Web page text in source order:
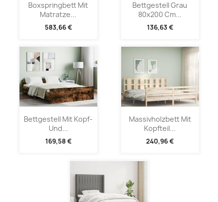
Boxspringbett Mit
Matratze...
583,66 €
Bettgestell Grau
80x200 Cm...
136,63 €
Bettgestell Mit Kopf-
Und...
169,58 €
Massivholzbett Mit
Kopfteil...
240,96 €